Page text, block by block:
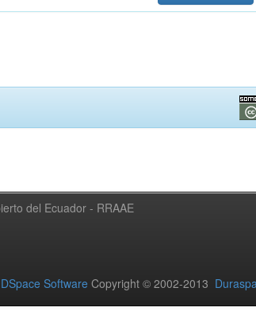
del Ecuador - RRAAE
DSpace Software Copyright © 2002-2013